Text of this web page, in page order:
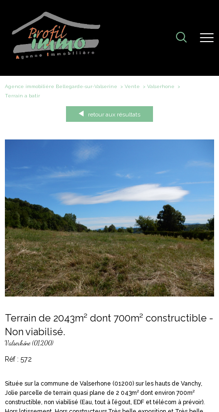
Agence immobiliére Bellegarde-sur-Valserine Vente
Valserhone
terrain a batir
retour aux résultats
Terrain de 2043m² dont 700m² constructible -
Non viabilisé.
Valserhône (01200)
Réf : 572
Située sur la commune de Valserhone (01200) sur les hauts de Vanchy,
Jolie parcelle de terrain quasi plane de 2 043m² dont environ 700m²
constructible, non viabilisé (Eau, tout à l’égout, EDF et télécom à prévoir).